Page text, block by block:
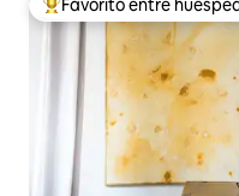
De los mejores en
Favorito entre